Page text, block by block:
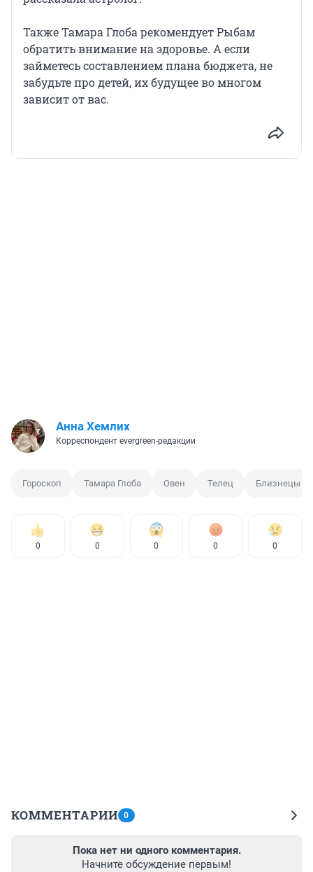
Также Тамара Глоба рекомендует Рыбам
обратить внимание на здоровье. А если
займетесь составлением плана бюджета, не
забудьте про детей, их будущее во многом
зависит от вас.
Анна Хемлих
Корреспондент evergreen-редакции
Гороскоп Тамара Глоба Овен Телец Близнецы
0 0 0 0 0
КОММЕНТАРИИ 0
Пока нет ни одного комментария.
Начните обсуждение первым!